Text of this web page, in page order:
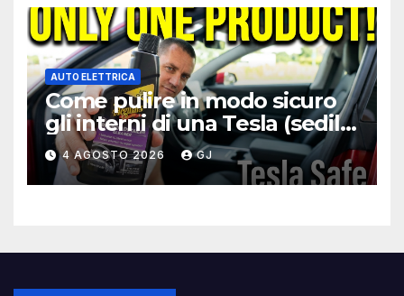
AUTO ELETTRICA
Come pulire in modo sicuro
gli interni di una Tesla (sedili,
volante, schermo)
4 AGOSTO 2026 GJ